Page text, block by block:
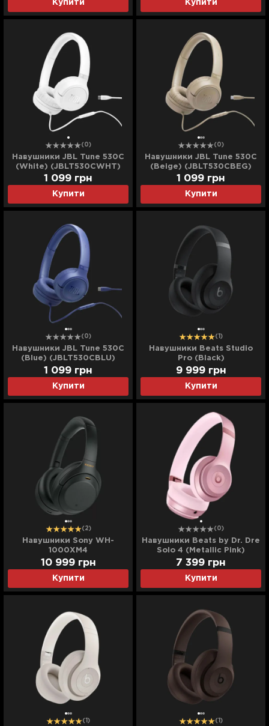
Купити Купити
(0)
Навушники JBL Tune 530C
(White) (JBLT530CWHT)
Купити
1 099 грн
(0)
Навушники JBL Tune 530C
(Beige) (JBLT530CBEG)
Купити
1 099 грн
(0)
Навушники JBL Tune 530C
(Blue) (JBLT530CBLU)
Купити
1 099 грн
(1)
Навушники Beats Studio
Pro (Black)
Купити
9 999 грн
(2)
Навушники Sony WH-
1000XM4
(WH1000XM4B.CE7) (Black)
Купити
10 999 грн
(0)
Навушники Beats by Dr. Dre
Solo 4 (Metallic Pink)
(MDWJ4)
Купити
7 399 грн
(1) (1)